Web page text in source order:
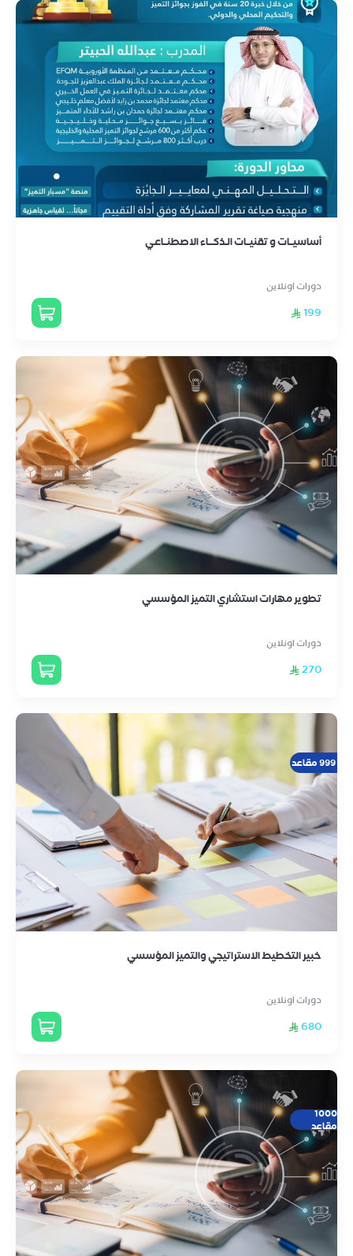
أساسيــات و تقنيــات الـذكـــاء الاصطنــاعـي
دورات اونلاين
199
تطوير مهارات استشاري التميز المؤسسي
دورات اونلاين
270
999 مقاعد
خبير التخطيط الاستراتيجي والتميز المؤسسي
دورات اونلاين
680
1000
مقاعد